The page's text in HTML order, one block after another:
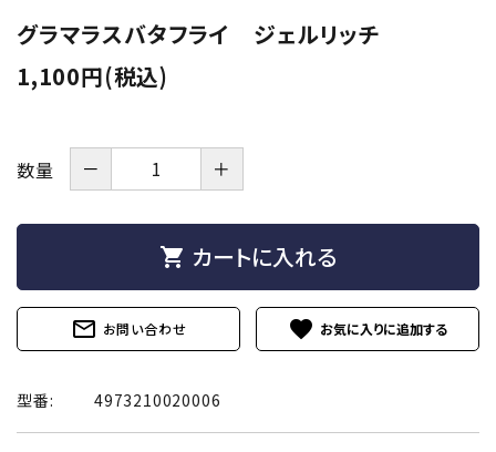
セルフプレジャー
コスメ
サプリメント・ドリンク
グラマラスバタフライ ジェルリッチ
1,100円(税込)
数量 － ＋
shopping_cart カートに入れる
mail_outline お問い合わせ favorite
型番: 4973210020006